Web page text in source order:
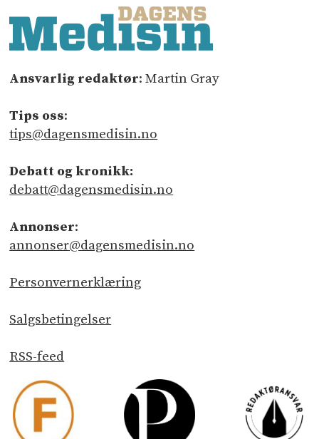
Ansvarlig redaktør: Martin Gray
Tips oss:
tips@dagensmedisin.no
Debatt og kronikk:
debatt@dagensmedisin.no
Annonser:
annonser@dagensmedisin.no
Personvernerklæring
Salgsbetingelser
RSS-feed